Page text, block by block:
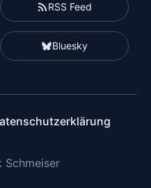
RSS Feed
Bluesky